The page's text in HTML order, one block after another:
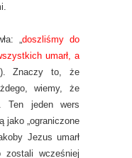
„doszliśmy do
umarł, a
Znaczy to, że
wiemy, że
Ten jeden wers
jako „ograniczone
Jezus umarł
wcześniej